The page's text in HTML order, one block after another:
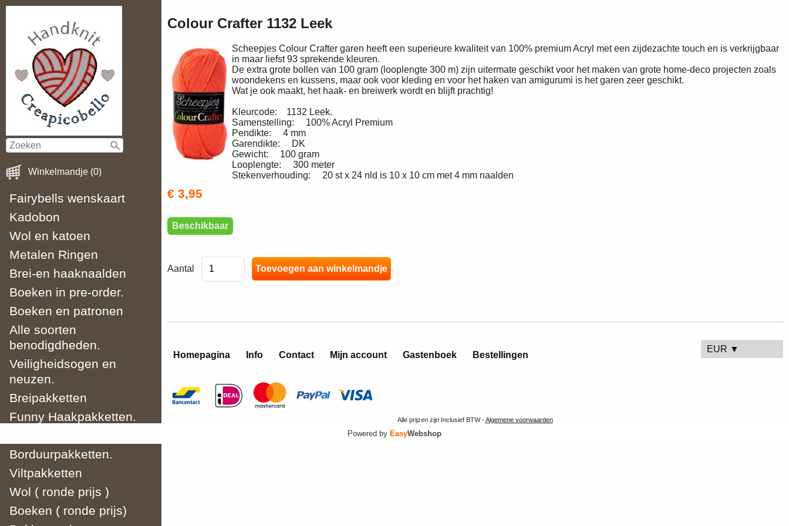
Winkelmandje (0)
Fairybells wenskaart
Kadobon
Wol en katoen
Metalen Ringen
Brei-en haaknaalden
Boeken in pre-order.
Boeken en patronen
Alle soorten
benodigdheden.
Veiligheidsogen en
neuzen.
Breipakketten
Funny Haakpakketten.
Borduurpakketten.
Viltpakketten
Wol ( ronde prijs )
Boeken ( ronde prijs)
Colour Crafter 1132 Leek
Scheepjes Colour Crafter garen heeft een superieure kwaliteit van 100% premium Acryl met een zijdezachte touch en is verkrijgbaar
in maar liefst 93 sprekende kleuren.
De extra grote bollen van 100 gram (looplengte 300 m) zijn uitermate geschikt voor het maken van grote home-deco projecten zoals
woondekens en kussens, maar ook voor kleding en voor het haken van amigurumi is het garen zeer geschikt.
Wat je ook maakt, het haak- en breiwerk wordt en blijft prachtig!
Kleurcode: 1132 Leek.
Samenstelling: 100% Acryl Premium
Pendikte: 4 mm
Garendikte: DK
Gewicht: 100 gram
Looplengte: 300 meter
Stekenverhouding: 20 st x 24 nld is 10 x 10 cm met 4 mm naalden
€ 3,95
Beschikbaar
Aantal
Homepagina Info Contact Mijn account Gastenboek Bestellingen
EUR ▼
Alle prijzen zijn Inclusief BTW -Algemene voorwaarden
Powered by EasyWebshop